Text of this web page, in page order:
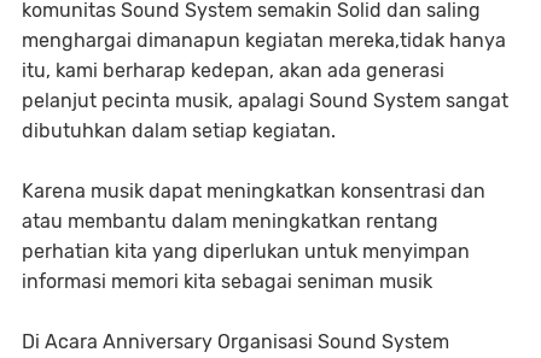
komunitas Sound System semakin Solid dan saling
menghargai dimanapun kegiatan mereka,tidak hanya
itu, kami berharap kedepan, akan ada generasi
pelanjut pecinta musik, apalagi Sound System sangat
dibutuhkan dalam setiap kegiatan.
Karena musik dapat meningkatkan konsentrasi dan
atau membantu dalam meningkatkan rentang
perhatian kita yang diperlukan untuk menyimpan
informasi memori kita sebagai seniman musik
Di Acara Anniversary Organisasi Sound System